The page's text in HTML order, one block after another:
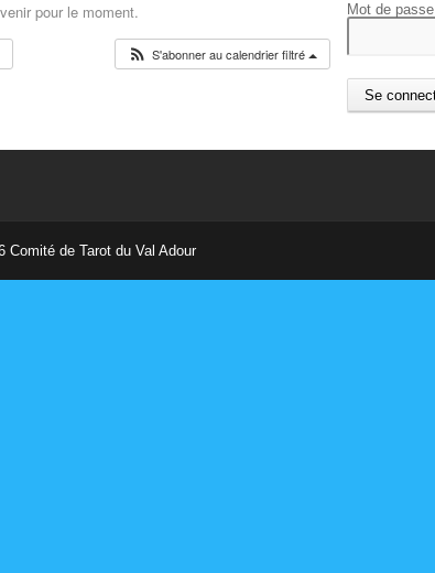
pour le moment.
S'abonner au calendrier filtré
Mot de passe
Comité de Tarot du Val Adour